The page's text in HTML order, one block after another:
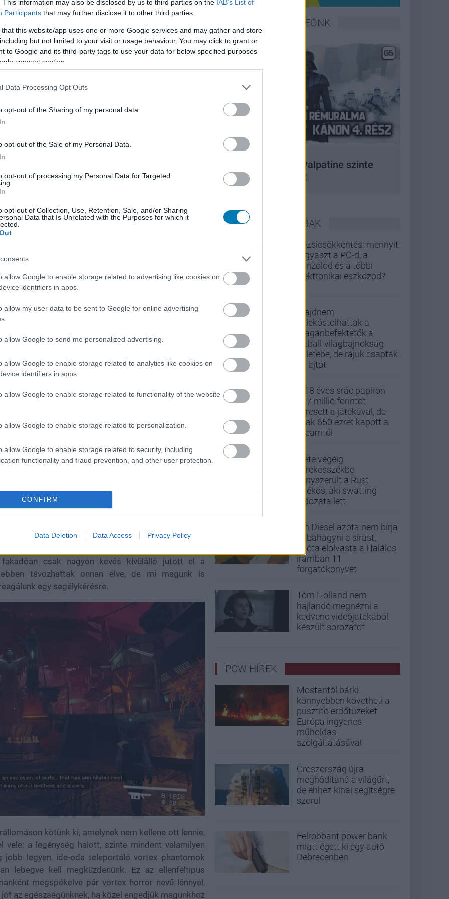
This information may also be disclosed by us to third parties on the IAB’s List of
Participants that may further disclose it to other third parties.
that this website/app uses one or more Google services and may gather and store
but not limited to your visit or usage behaviour. You may click to grant or
to Google and its third-party tags to use your data for below specified purposes
consent section.
Data Processing Opt Outs
opt-out of the Sharing of my personal data.
opt-out of the Sale of my Personal Data.
opt-out of processing my Personal Data for Targeted
opt-out of Collection, Use, Retention, Sale, and/or Sharing
Data that Is Unrelated with the Purposes for which it
allow Google to enable storage related to advertising like cookies on
identifiers in apps.
allow my user data to be sent to Google for online advertising
allow Google to send me personalized advertising.
allow Google to enable storage related to analytics like cookies on
identifiers in apps.
allow Google to enable storage related to functionality of the website
allow Google to enable storage related to personalization.
allow Google to enable storage related to security, including
functionality and fraud prevention, and other user protection.
CONFIRM
Data Deletion Data Access Privacy Policy
megírt RPG-k születtek. Nem véletlenül maradt
szemben, ahogy annak is oka van, hogy tavaly
a Betelepült Rendszerek több mint ezer
a stúdió első sci-fi RPG-jének hibáit és
is igyekeztek felhívni a fejlesztők figyelmét a
adva Todd Howardéknak, hogy jobbá tehessék
az elmúlt hónapokban több hasznos frissítés a
a hivatalos modtámogatáson át az első szárazföldi
hogy drámaian átformálják a játékról alkotott
a közösség még nagyobb elvárásokat
túlzóak voltak, a körülbelül egy év alatt elkészült
remekbe szabott expanzióival, a Shadow of
hozzá előszeretettel a Bethesda. Pusztán a
ennyi játékidőt lefedő melléküldetéseket kínál a
elhanyagolt frakcióra, a Nagy Kígyót imádó
követői generációkkal korábban lángba
is zárkózottak, az idegenekkel szemben
majd diplomáciai kapcsolatot
csak nagyon kevés kívülálló jutott el a
távozhattak onnan élve, de mi magunk is
egy segélykérésre.
kötünk ki, amelynek nem kellene ott lennie,
a legénység halott, szinte mindent valamilyen
legyen, ide-oda teleportáló vortex phantomok
lebegve kell megküzdenünk. Ez az ellenféltípus
megspékelve pár vortex horror nevű lénnyel,
az egészségünknek, ha közel engedjük magunkhoz
LEGFRISSEBB VIDEÓNK
A korszak, amikor Palpatine szinte
bármit megtehetett
LEGOLVASOTTABBAK
Rezsicsökkentés: mennyit
fogyaszt a PC-d, a
konzolod és a többi
elektronikai eszközöd?
Majdnem
belekóstolhattak a
magánbefektetők a
futball-világbajnokság
üzletébe, de rájuk csapták
az ajtót
A 18 éves srác papíron
437 millió forintot
keresett a játékával, de
csak 650 ezret kapott a
Steamtől
Élete végéig
kerekesszékbe
kényszerült a Rust
játékos, aki swatting
áldozata lett
Vin Diesel azóta nem bírja
abbahagyni a sírást,
mióta elolvasta a Halálos
iramban 11
forgatókönyvét
Tom Holland nem
hajlandó megnézni a
kedvenc videójátékából
készült sorozatot
PCW HÍREK
Mostantól bárki
könnyebben követheti a
pusztító erdőtüzeket
Európa ingyenes
műholdas
szolgáltatásával
Oroszország újra
meghódítaná a világűrt,
de ehhez kínai segítségre
szorul
Felrobbant power bank
miatt égett ki egy autó
Debrecenben